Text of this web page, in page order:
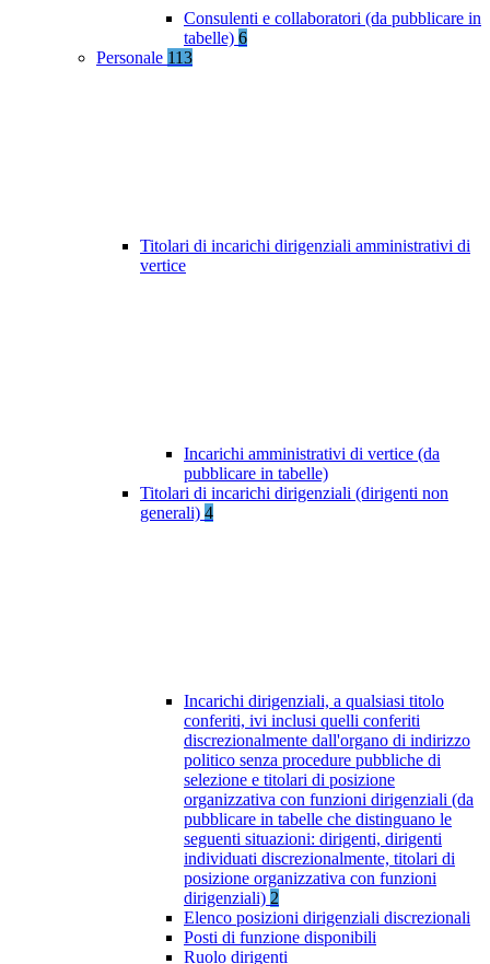
Consulenti e collaboratori (da pubblicare in
tabelle) 6
Personale 113
Titolari di incarichi dirigenziali amministrativi di
vertice
Incarichi amministrativi di vertice (da
pubblicare in tabelle)
Titolari di incarichi dirigenziali (dirigenti non
generali) 4
Incarichi dirigenziali, a qualsiasi titolo
conferiti, ivi inclusi quelli conferiti
discrezionalmente dall'organo di indirizzo
politico senza procedure pubbliche di
selezione e titolari di posizione
organizzativa con funzioni dirigenziali (da
pubblicare in tabelle che distinguano le
seguenti situazioni: dirigenti, dirigenti
individuati discrezionalmente, titolari di
posizione organizzativa con funzioni
dirigenziali) 2
Elenco posizioni dirigenziali discrezionali
Posti di funzione disponibili
Ruolo dirigenti